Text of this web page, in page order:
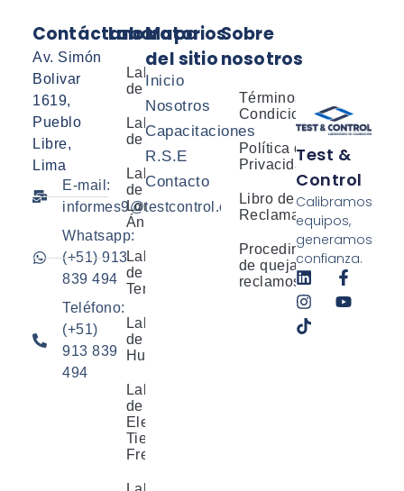
Test &
Control
Calibramos
equipos,
generamos
confianza.
Laboratorios
Laboratorio
de Presión
Laboratorio
de Masa
Laboratorio
de
Longitud y
Ángulo
Laboratorio
de
Temperatura
Laboratorio
de
Humedad
Laboratorio
de
Electricidad,
Tiempo y
Frecuencia
Mapa
del sitio
Inicio
Nosotros
Capacitaciones
R.S.E
Contacto
Contáctanos
Av. Simón
Bolivar
1619,
Pueblo
Libre,
Lima
E-mail:
informes9@testcontrol.com.pe
Whatsapp:
(+51) 913
839 494
Teléfono:
(+51)
913 839
494
Sobre
nosotros
Términos y
Condiciones
Política de
Privacidad
Libro de
Reclamaciones
Procedimiento
de quejas y
reclamos